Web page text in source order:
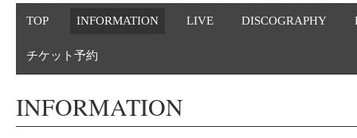
TOP INFORMATION LIVE DISCOGRAPHY
チケット予約
INFORMATION